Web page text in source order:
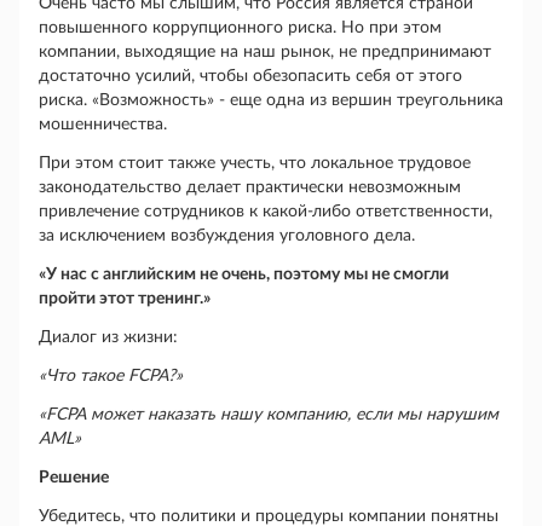
Очень часто мы слышим, что Россия является страной
повышенного коррупционного риска. Но при этом
компании, выходящие на наш рынок, не предпринимают
достаточно усилий, чтобы обезопасить себя от этого
риска. «Возможность» - еще одна из вершин треугольника
мошенничества.
При этом стоит также учесть, что локальное трудовое
законодательство делает практически невозможным
привлечение сотрудников к какой-либо ответственности,
за исключением возбуждения уголовного дела.
«У нас с английским не очень, поэтому мы не смогли
пройти этот тренинг.»
Диалог из жизни:
«Что такое FCPA?»
«FCPA может наказать нашу компанию, если мы нарушим
AML»
Решение
Убедитесь, что политики и процедуры компании понятны